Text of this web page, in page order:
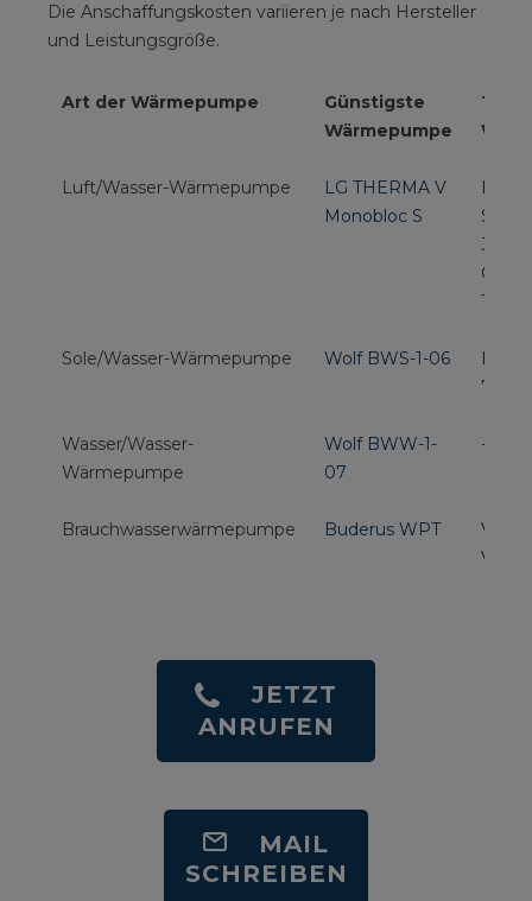
Die Anschaffungskosten variieren je nach Hersteller
und Leistungsgröße.
Art der Wärmepumpe
Günstigste
Wärmepumpe
Luft/Wasser-Wärmepumpe
LG THERMA V
Monobloc S
Bosch
JUPA
T
Sole/Wasser-Wärmepumpe Wolf BWS-1-06
Wasser/Wasser-
Wärmepumpe
Wolf BWW-1-
07
-
Brauchwasserwärmepumpe Buderus WPT
JETZT
ANRUFEN
MAIL
SCHREIBEN